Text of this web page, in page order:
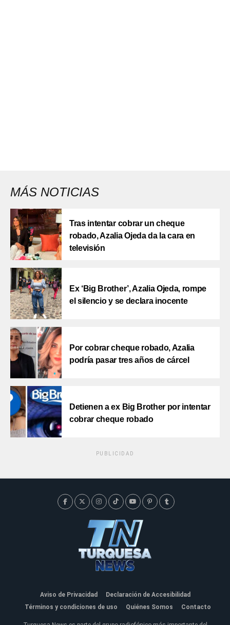
MÁS NOTICIAS
Tras intentar cobrar un cheque
robado, Azalia Ojeda da la cara en
televisión
Ex ‘Big Brother’, Azalia Ojeda, rompe
el silencio y se declara inocente
Por cobrar cheque robado, Azalia
podría pasar tres años de cárcel
Detienen a ex Big Brother por intentar
cobrar cheque robado
PUBLICIDAD
Aviso de Privacidad
Declaración de Accesibilidad
Términos y condiciones de uso
Quiénes Somos Contacto